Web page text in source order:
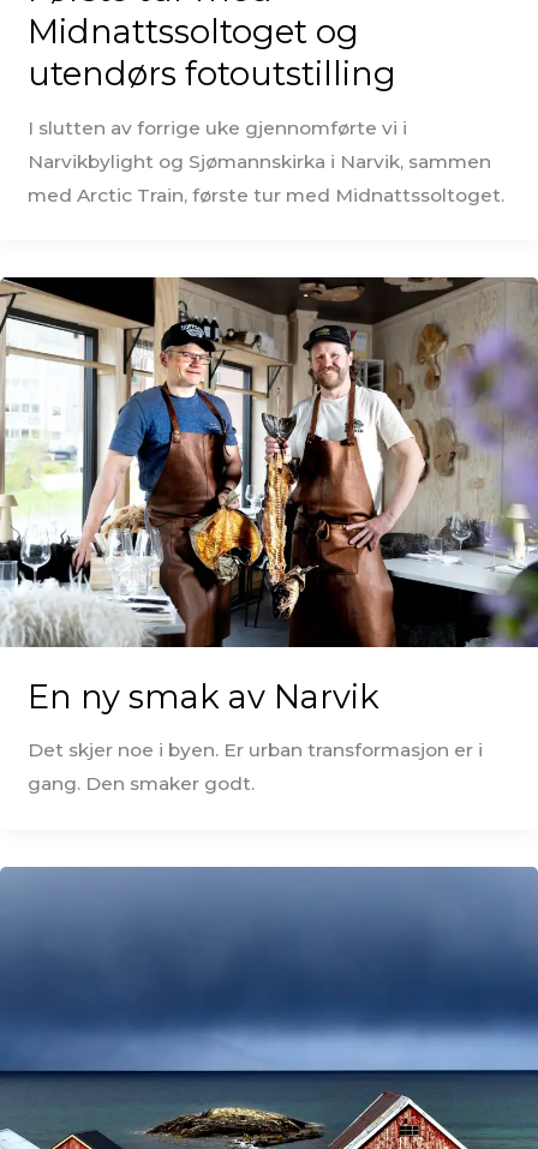
Midnattssoltoget og
utendørs fotoutstilling
I slutten av forrige uke gjennomførte vi i
Narvikbylight og Sjømannskirka i Narvik, sammen
med Arctic Train, første tur med Midnattssoltoget.
En ny smak av Narvik
Det skjer noe i byen. Er urban transformasjon er i
gang. Den smaker godt.